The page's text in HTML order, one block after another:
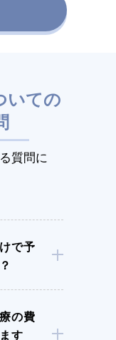
いての
質問に
で予
の費
す